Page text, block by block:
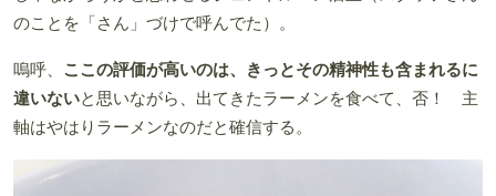
のことを「さん」づけで呼んでた）。
嗚呼、 ここの評価が高いのは、きっとその精神性も含まれるに
違いないと思いながら、出てきたラーメンを食べて、否！ 主
軸はやはりラーメンなのだと確信する。